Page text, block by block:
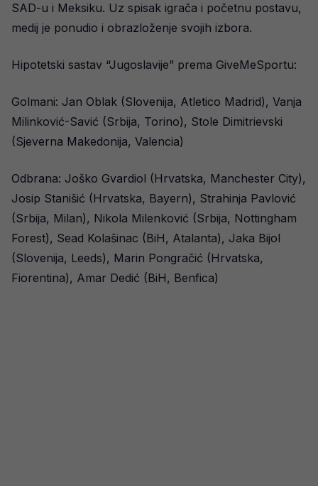
SAD-u i Meksiku. Uz spisak igrača i početnu postavu,
medij je ponudio i obrazloženje svojih izbora.
Hipotetski sastav “Jugoslavije” prema GiveMeSportu:
Golmani: Jan Oblak (Slovenija, Atletico Madrid), Vanja
Milinković-Savić (Srbija, Torino), Stole Dimitrievski
(Sjeverna Makedonija, Valencia)
Odbrana: Joško Gvardiol (Hrvatska, Manchester City),
Josip Stanišić (Hrvatska, Bayern), Strahinja Pavlović
(Srbija, Milan), Nikola Milenković (Srbija, Nottingham
Forest), Sead Kolašinac (BiH, Atalanta), Jaka Bijol
(Slovenija, Leeds), Marin Pongračić (Hrvatska,
Fiorentina), Amar Dedić (BiH, Benfica)